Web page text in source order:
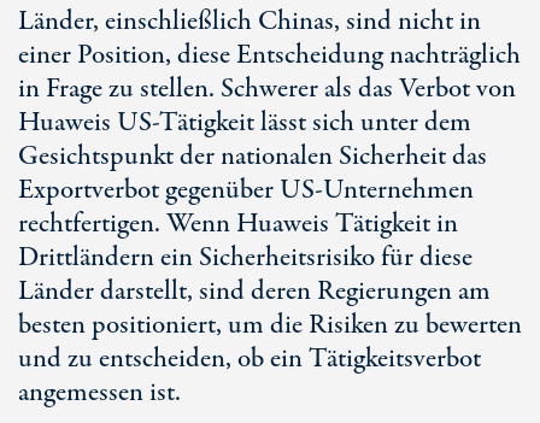
Länder, einschließlich Chinas, sind nicht in
einer Position, diese Entscheidung nachträglich
in Frage zu stellen. Schwerer als das Verbot von
Huaweis US-Tätigkeit lässt sich unter dem
Gesichtspunkt der nationalen Sicherheit das
Exportverbot gegenüber US-Unternehmen
rechtfertigen. Wenn Huaweis Tätigkeit in
Drittländern ein Sicherheitsrisiko für diese
Länder darstellt, sind deren Regierungen am
besten positioniert, um die Risiken zu bewerten
und zu entscheiden, ob ein Tätigkeitsverbot
angemessen ist.